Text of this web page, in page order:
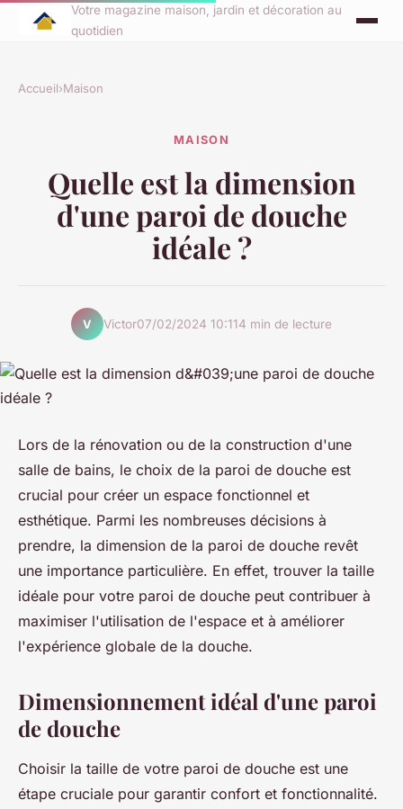
Votre magazine maison, jardin et décoration au
quotidien
Accueil›Maison
MAISON
Quelle est la dimension
d'une paroi de douche
idéale ?
V Victor07/02/2024 10:114 min de lecture
Lors de la rénovation ou de la construction d'une
salle de bains, le choix de la paroi de douche est
crucial pour créer un espace fonctionnel et
esthétique. Parmi les nombreuses décisions à
prendre, la dimension de la paroi de douche revêt
une importance particulière. En effet, trouver la taille
idéale pour votre paroi de douche peut contribuer à
maximiser l'utilisation de l'espace et à améliorer
l'expérience globale de la douche.
Dimensionnement idéal d'une paroi
de douche
Choisir la taille de votre paroi de douche est une
étape cruciale pour garantir confort et fonctionnalité.